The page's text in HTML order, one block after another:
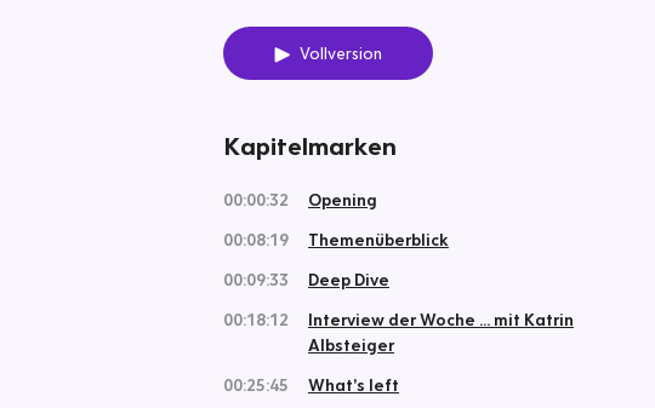
Vollversion
Kapitelmarken
00:00:32
Opening
00:08:19
Themenüberblick
00:09:33
Deep Dive
00:18:12
Interview der Woche ... mit Katrin
Albsteiger
00:25:45
What's left